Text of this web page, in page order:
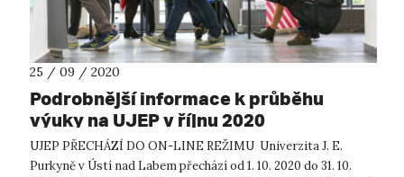
25 / 09 / 2020
Podrobnější informace k průběhu
výuky na UJEP v říjnu 2020
UJEP PŘECHÁZÍ DO ON-LINE REŽIMU Univerzita J. E.
Purkyně v Ústí nad Labem přechází od 1. 10. 2020 do 31. 10.